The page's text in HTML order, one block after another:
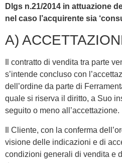
Dlgs n.21/2014 in attuazione
nel caso l’acquirente sia
A)
Il contratto di vendita tra parte
s’intende concluso con
dell’ordine da parte di
quale si riserva il diritto, a Suo
seguito o meno all’accettazione.
Il Cliente, con la conferma
visione delle indicazioni e di
condizioni generali di vendita e